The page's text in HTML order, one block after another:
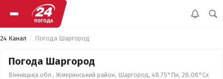
24 Канал Погода Шаргород
Погода Шаргород
Вінницька обл., Жмеринський район, Шаргород, 48.75°Пн, 28.08°Сх